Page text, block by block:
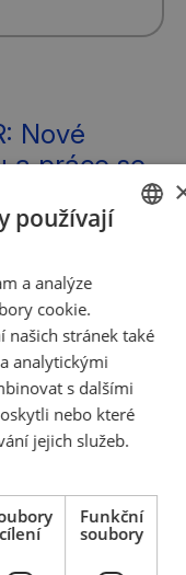
Nové
a práce se
nových
jsme
týmu a
jsme pro
celý záznam
na našem
konference
Mezi jejími
řadu
více »
používají
a analýze
cookie.
našich stránek také
analytickými
s dalšími
nebo které
jejich služeb.
cílení
Funkční
soubory